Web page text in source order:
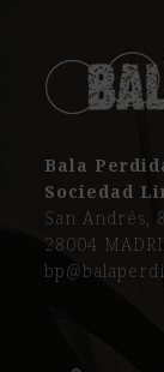
Bala
Sociedad
San Andrés, 8
28004